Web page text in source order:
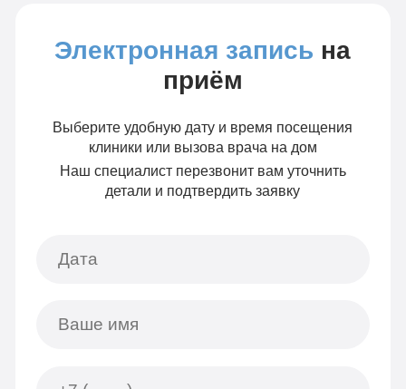
Электронная запись на
приём
Выберите удобную дату и время посещения
клиники или вызова врача на дом
Наш специалист перезвонит вам уточнить
детали и подтвердить заявку